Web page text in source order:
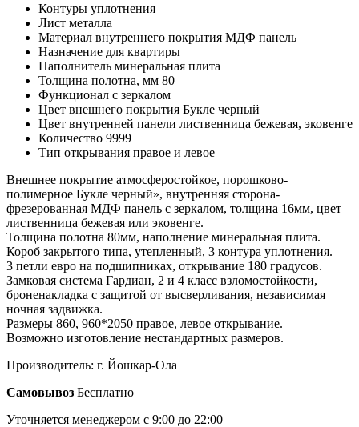
Контуры уплотнения
Лист металла
Материал внутреннего покрытия МДФ панель
Назначение для квартиры
Наполнитель минеральная плита
Толщина полотна, мм 80
Функционал с зеркалом
Цвет внешнего покрытия Букле черный
Цвет внутренней панели лиственница бежевая, эковенге
Количество 9999
Тип открывания правое и левое
Внешнее покрытие атмосферостойкое, порошково-
полимерное Букле черный», внутренняя сторона-
фрезерованная МДФ панель с зеркалом, толщина 16мм, цвет
лиственница бежевая или эковенге.
Толщина полотна 80мм, наполнение минеральная плита.
Короб закрытого типа, утепленный, 3 контура уплотнения.
3 петли евро на подшипниках, открывание 180 градусов.
Замковая система Гардиан, 2 и 4 класс взломостойкости,
броненакладка с защитой от высверливания, независимая
ночная задвижка.
Размеры 860, 960*2050 правое, левое открывание.
Возможно изготовление нестандартных размеров.
Производитель: г. Йошкар-Ола
Самовывоз Бесплатно
Уточняется менеджером с 9:00 до 22:00